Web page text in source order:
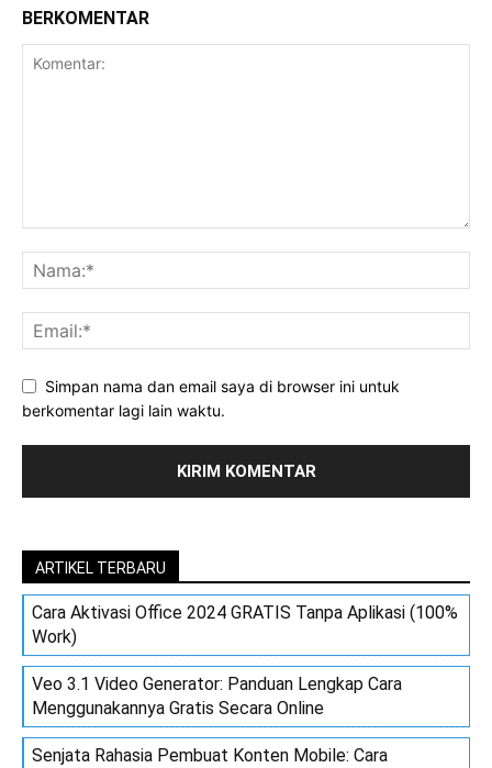
BERKOMENTAR
Simpan nama dan email saya di browser ini untuk
berkomentar lagi lain waktu.
ARTIKEL TERBARU
Cara Aktivasi Office 2024 GRATIS Tanpa Aplikasi (100%
Work)
Veo 3.1 Video Generator: Panduan Lengkap Cara
Menggunakannya Gratis Secara Online
Senjata Rahasia Pembuat Konten Mobile: Cara